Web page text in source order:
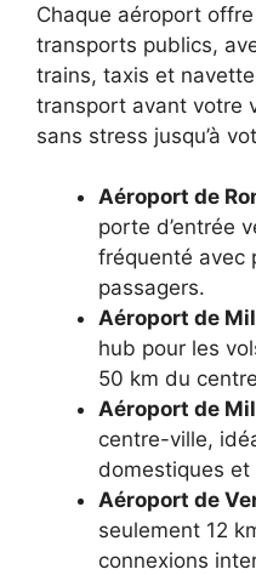
Chaque aéroport
transports publics,
trains, taxis et
transport avant votre
sans stress jusqu’à
Aéroport de
porte d’entrée
fréquenté avec
passagers.
Aéroport de
hub pour les
50 km du
Aéroport de
centre-ville,
domestiques et
Aéroport de
seulement 12
connexions